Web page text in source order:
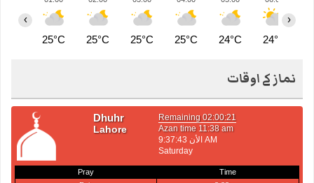
25°C 25°C 25°C 25°C 24°C 24°C
‹ ›
نماز کے اوقات